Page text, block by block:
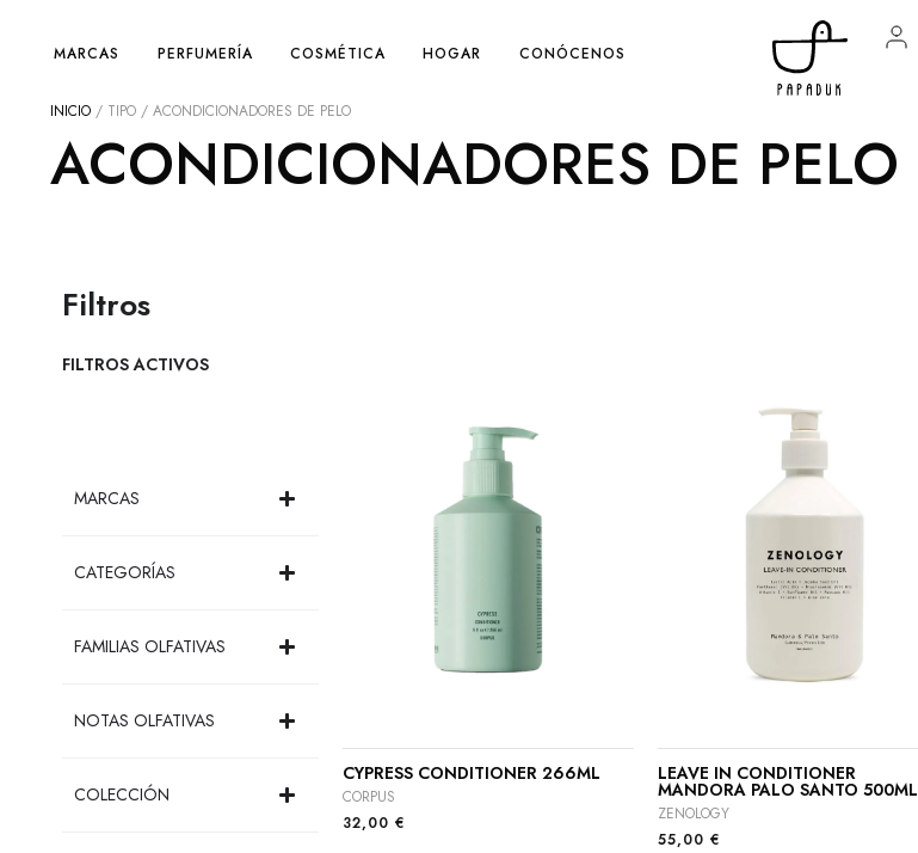
MARCAS PERFUMERÍA COSMÉTICA HOGAR CONÓCENOS
INICIO / TIPO / ACONDICIONADORES DE PELO
ACONDICIONADORES DE PELO
Filtros
FILTROS ACTIVOS
MARCAS
CATEGORÍAS
FAMILIAS OLFATIVAS
NOTAS OLFATIVAS
COLECCIÓN
CYPRESS CONDITIONER 266ML
CORPUS
32,00€
LEAVE IN CONDITIONER
MANDORA PALO SANTO 500ML
ZENOLOGY
55,00€